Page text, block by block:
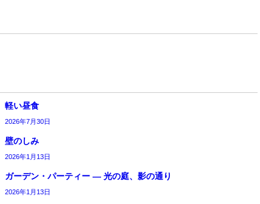
軽い昼食
2026年7月30日
壁のしみ
2026年1月13日
ガーデン・パーティー ― 光の庭、影の通り
2026年1月13日